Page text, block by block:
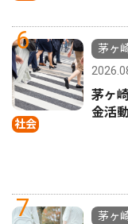
6
社会
茅ヶ
茅ヶ
金活
7
茅ヶ